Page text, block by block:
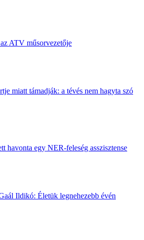
ATV műsorvezetője
miatt támadják: a tévés nem hagyta szó
havonta egy NER-feleség asszisztense
Ildikó: Életük legnehezebb évén